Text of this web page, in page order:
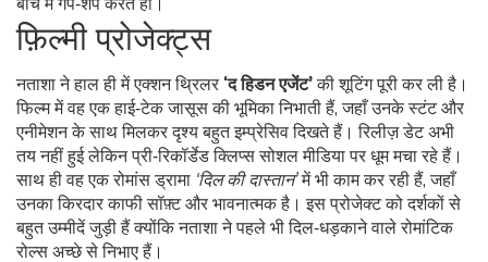
फ़िल्मी प्रोजेक्ट्स
नताशा ने हाल ही में एक्शन थ्रिलर ‘द हिडन एजेंट’की शूटिंग पूरी कर ली है।
फिल्म में वह एक हाई‑टेक जासूस की भूमिका निभाती हैं, जहाँ उनके स्टंट और
एनीमेशन के साथ मिलकर दृश्य बहुत इम्प्रेसिव दिखते हैं। रिलीज़ डेट अभी
तय नहीं हुई लेकिन प्री‑रिकॉर्डेड क्लिप्स सोशल मीडिया पर धूम मचा रहे हैं।
साथ ही वह एक रोमांस ड्रामा ‘दिल की दास्तान’में भी काम कर रही हैं, जहाँ
उनका किरदार काफी सॉफ़्ट और भावनात्मक है। इस प्रोजेक्ट को दर्शकों से
बहुत उम्मीदें जुड़ी हैं क्योंकि नताशा ने पहले भी दिल‑धड़काने वाले रोमांटिक
रोल्स अच्छे से निभाए हैं।